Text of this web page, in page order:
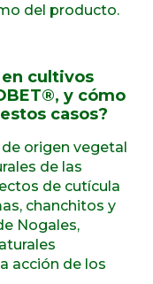
del producto.
cultivos
y cómo
casos?
origen vegetal
de las
de cutícula
chanchitos y
Nogales,
acción de los